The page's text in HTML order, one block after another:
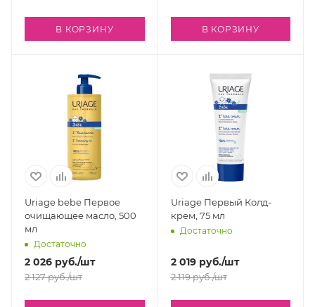
В КОРЗИНУ В КОРЗИНУ
Uriage bebe Первое
очищающее масло, 500
мл
Достаточно
2 026 руб./шт
2 127руб./шт
Uriage Первый Колд-
крем, 75 мл
Достаточно
2 019руб./шт
2 119руб./шт